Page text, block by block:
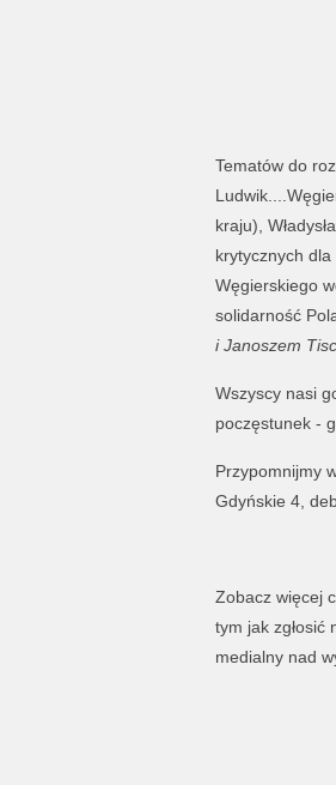
Tematów do
kraju),
krytycznych
Węgierskiego
solidarność
i Janoszem
Wszyscy nasi
poczęstunek -
Przypomnijmy
Gdyńskie 4,
Zobacz więcej
tym jak
medialny nad